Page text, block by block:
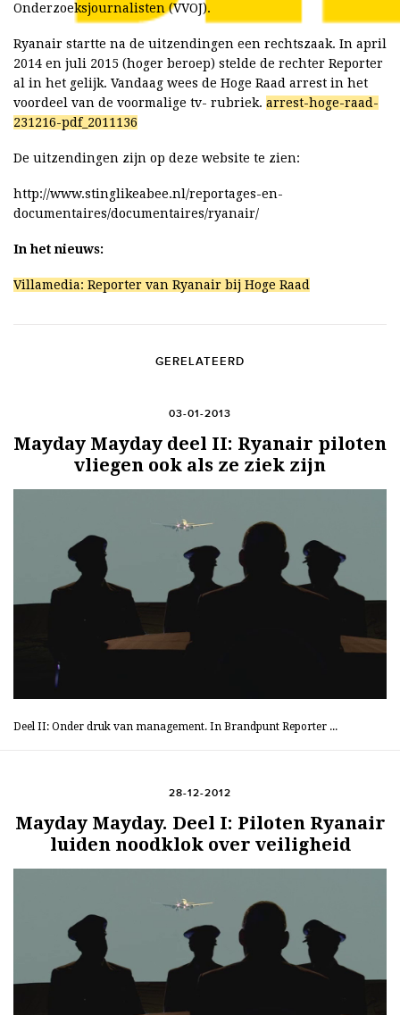
Onderzoeksjournalisten (VVOJ).
Ryanair startte na de uitzendingen een rechtszaak. In april
2014 en juli 2015 (hoger beroep) stelde de rechter Reporter
al in het gelijk. Vandaag wees de Hoge Raad arrest in het
voordeel van de voormalige tv- rubriek. arrest-hoge-raad-
231216-pdf_2011136
De uitzendingen zijn op deze website te zien:
http://www.stinglikeabee.nl/reportages-en-
documentaires/documentaires/ryanair/
In het nieuws:
Villamedia: Reporter van Ryanair bij Hoge Raad
GERELATEERD
03-01-2013
Mayday Mayday deel II: Ryanair piloten
vliegen ook als ze ziek zijn
Deel II: Onder druk van management. In Brandpunt Reporter ...
28-12-2012
Mayday Mayday. Deel I: Piloten Ryanair
luiden noodklok over veiligheid